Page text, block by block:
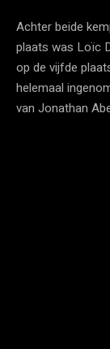
Achter beide
plaats was Loïc
op de vijfde
helemaal
van Jonathan